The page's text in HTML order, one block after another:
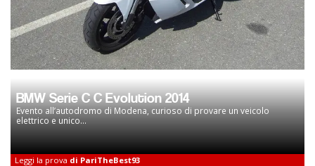
BMW Serie C C Evolution 2014
Evento all’autodromo di Modena, curioso di provare un veicolo
elettrico e unico...
Leggi la prova di PariTheBest93